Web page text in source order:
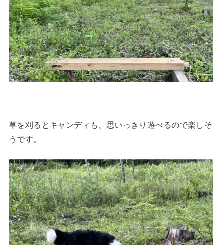
草を刈るとキャンディも、思いっきり遊べるので楽しそ
うです。